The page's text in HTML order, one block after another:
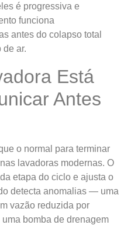
é progressiva e
funciona
antes do colapso total
de ar.
Está
Antes
o normal para terminar
lavadoras modernas. O
etapa do ciclo e ajusta o
detecta anomalias — uma
vazão reduzida por
bomba de drenagem